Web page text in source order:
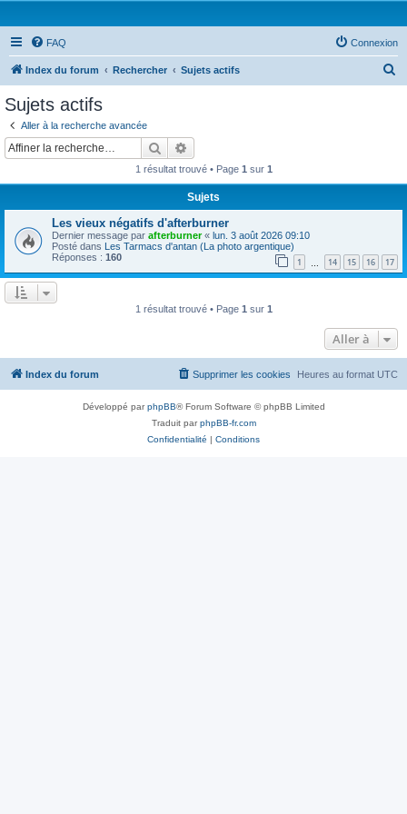
FAQ Connexion
Index du forum Rechercher Sujets actifs
Sujets actifs
Aller à la recherche avancée
Rechercher
1 résultat trouvé • Page 1 sur 1
Sujets
Les vieux négatifs d'afterburner
Dernier message par afterburner« lun. 3 août 2026 09:10
Posté dans Les Tarmacs d'antan (La photo argentique)
Réponses : 160 1 14 15 16 17
1 résultat trouvé • Page 1 sur 1
Aller à
Index du forum Heures au format UTC
Supprimer les cookies
Développé parphpBB® Forum Software © phpBB Limited
Traduit parphpBB-fr.com
Confidentialité | Conditions